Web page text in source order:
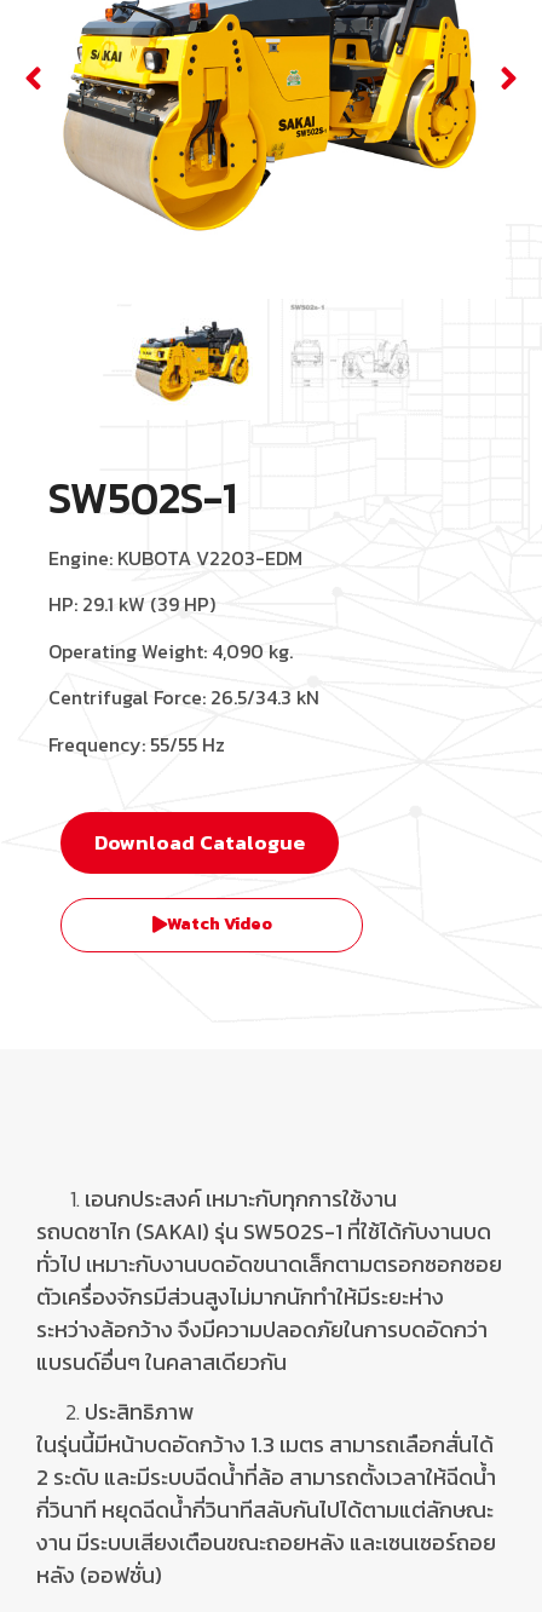
SW502S-1
Engine: KUBOTA V2203-EDM
HP: 29.1 kW (39 HP)
Operating Weight: 4,090 kg.
Centrifugal Force: 26.5/34.3 kN
Frequency: 55/55 Hz
Download Catalogue
Watch Video
เอนกประสงค์ เหมาะกับทุกการใช้งาน
รถบดซาไก (SAKAI) รุ่น SW502S-1 ที่ใช้ได้กับงานบด
ทั่วไป เหมาะกับงานบดอัดขนาดเล็กตามตรอกซอกซอย
ตัวเครื่องจักรมีส่วนสูงไม่มากนักทำให้มีระยะห่าง
ระหว่างล้อกว้าง จึงมีความปลอดภัยในการบดอัดกว่า
แบรนด์อื่นๆ ในคลาสเดียวกัน
ประสิทธิภาพ
ในรุ่นนี้มีหน้าบดอัดกว้าง 1.3 เมตร สามารถเลือกสั่นได้
2 ระดับ และมีระบบฉีดน้ำที่ล้อ สามารถตั้งเวลาให้ฉีดน้ำ
กี่วินาที หยุดฉีดน้ำกี่วินาทีสลับกันไปได้ตามแต่ลักษณะ
งาน มีระบบเสียงเตือนขณะถอยหลัง และเซนเซอร์ถอย
หลัง (ออฟชั่น)